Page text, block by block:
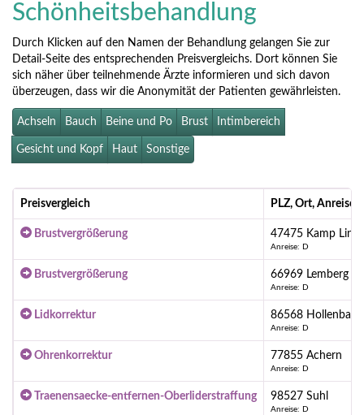
Schönheitsbehandlung
Durch Klicken auf den Namen der Behandlung gelangen Sie zur
Detail-Seite des entsprechenden Preisvergleichs. Dort können Sie
sich näher über teilnehmende Ärzte informieren und sich davon
überzeugen, dass wir die Anonymität der Patienten gewährleisten.
Achseln Bauch Beine und Po Brust Intimbereich
Gesicht und Kopf Haut Sonstige
Preisvergleich PLZ, Ort, Anreise
Brustvergrößerung 47475 Kamp
Anreise: D
Brustvergrößerung 66969 Lemberg
Anreise: D
Lidkorrektur 86568 Hollenbach
Anreise: D
Ohrenkorrektur 77855 Achern
Anreise: D
Traenensaecke-entfernen-Oberliderstraffung 98527 Suhl
Anreise: D